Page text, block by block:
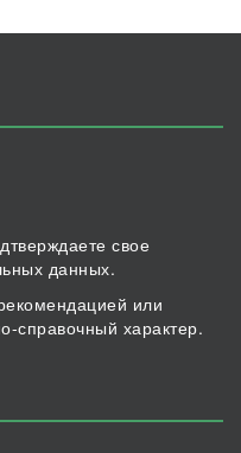
свое
данных.
или
справочный характер.